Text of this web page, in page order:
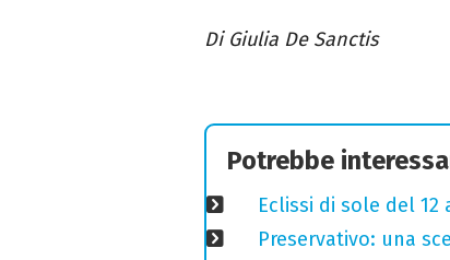
Di Giulia De Sanctis
Potrebbe
Eclissi di sole del
Preservativo: una